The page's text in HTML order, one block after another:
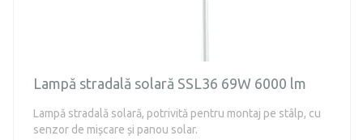
Lampă stradală solară SSL36 69W 6000 lm
Lampă stradală solară, potrivită pentru montaj pe stâlp, cu
senzor de mișcare și panou solar.